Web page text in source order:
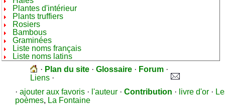
Plantes d'intérieur
Plants truffiers
Rosiers
Bambous
Graminées
Liste noms français
Liste noms latins
· Plan du site · Glossaire · Forum ·
Liens ·
· ajouter aux favoris · l'auteur · Contribution · livre d'or ·
poèmes, La Fontaine